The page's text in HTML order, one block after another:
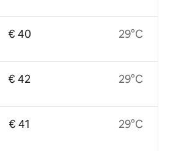
€ 40
€ 42
€ 41
29°C
29°C
29°C